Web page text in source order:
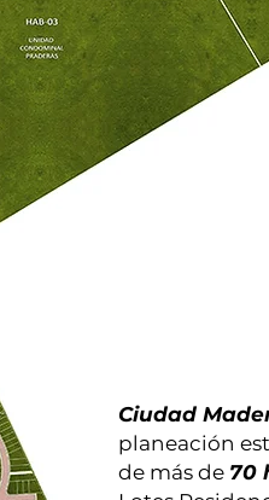
Ciudad
planeación
de más de 70